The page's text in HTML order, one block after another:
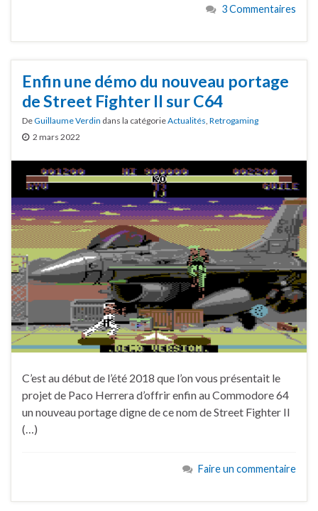
3 Commentaires
Enfin une démo du nouveau portage
de Street Fighter II sur C64
DeGuillaume Verdin dans la catégorieActualités, Retrogaming
2 mars 2022
C’est au début de l’été 2018 que l’on vous présentait le
projet de Paco Herrera d’offrir enfin au Commodore 64
un nouveau portage digne de ce nom de Street Fighter II
(…)
Faire un commentaire